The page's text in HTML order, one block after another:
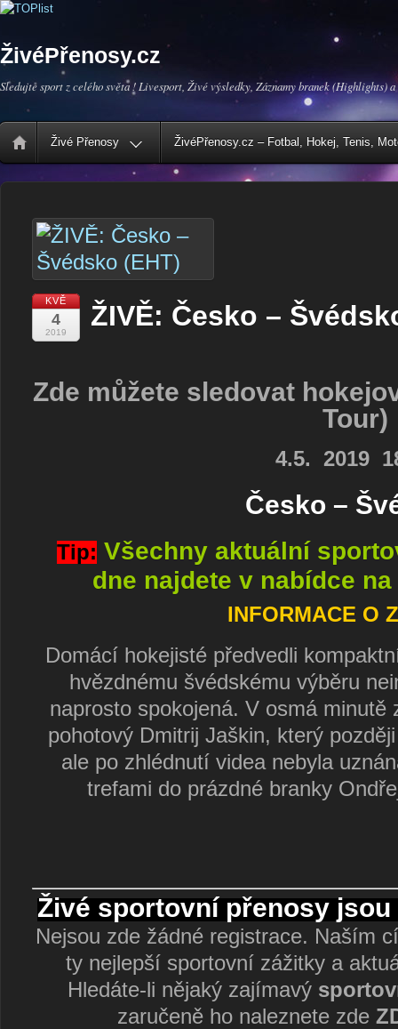
ŽivéPřenosy.cz
Sledujte sport z celého světa ! Livesport, Živé výsledky, Záznamy branek (Highlights) a
Živé Přenosy ŽivéPřenosy.cz – Fotbal, Hokej, Tenis,
KVĚ
4
2019
ŽIVĚ: Česko –
Zde můžete sledovat
Tour)
4.5. 2019
Česko –
Tip: Všechny aktuální
dne najdete v nabídce
INFORMACE O
Domácí hokejisté předvedli
hvězdnému švédskému výběru
naprosto spokojená. V osmá minutě
pohotový Dmitrij Jaškin, který
ale po zhlédnutí videa nebyla
trefami do prázdné branky
Živé sportovní přenosy jsou
Nejsou zde žádné registrace. Naším
ty nejlepší sportovní zážitky a
Hledáte-li nějaký zajímavý
zaručeně ho naleznete zde